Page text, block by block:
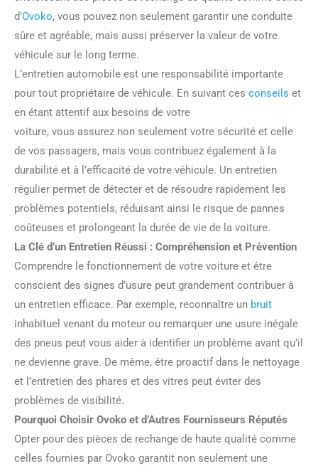
d’Ovoko, vous pouvez non seulement garantir une conduite
sûre et agréable, mais aussi préserver la valeur de votre
véhicule sur le long terme.
L’entretien automobile est une responsabilité importante
pour tout propriétaire de véhicule. En suivant ces conseils et
en étant attentif aux besoins de votre
voiture, vous assurez non seulement votre sécurité et celle
de vos passagers, mais vous contribuez également à la
durabilité et à l’efficacité de votre véhicule. Un entretien
régulier permet de détecter et de résoudre rapidement les
problèmes potentiels, réduisant ainsi le risque de pannes
coûteuses et prolongeant la durée de vie de la voiture.
La Clé d’un Entretien Réussi : Compréhension et Prévention
Comprendre le fonctionnement de votre voiture et être
conscient des signes d’usure peut grandement contribuer à
un entretien efficace. Par exemple, reconnaître un bruit
inhabituel venant du moteur ou remarquer une usure inégale
des pneus peut vous aider à identifier un problème avant qu’il
ne devienne grave. De même, être proactif dans le nettoyage
et l’entretien des phares et des vitres peut éviter des
problèmes de visibilité.
Pourquoi Choisir Ovoko et d’Autres Fournisseurs Réputés
Opter pour des pièces de rechange de haute qualité comme
celles fournies par Ovoko garantit non seulement une